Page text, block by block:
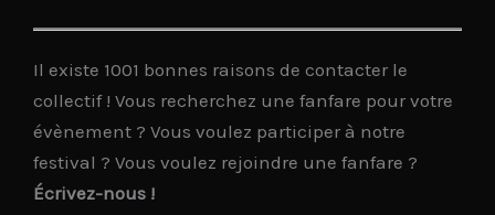
Il existe 1001 bonnes raisons de contacter le
collectif ! Vous recherchez une fanfare pour votre
évènement ? Vous voulez participer à notre
festival ? Vous voulez rejoindre une fanfare ?
Écrivez-nous !